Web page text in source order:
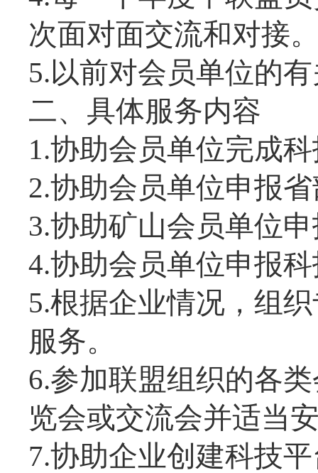
次面对面交流和对接
5.以前对会员单位的
二、具体服务内容
1.协助会员单位完成
2.协助会员单位申报
3.协助矿山会员单位
4.协助会员单位申报
5.根据企业情况，组
服务。
6.参加联盟组织的各
览会或交流会并适当
7.协助企业创建科技